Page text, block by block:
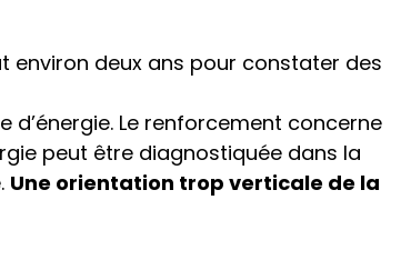
environ deux ans pour constater des
d’énergie. Le renforcement concerne
peut être diagnostiquée dans la
Une orientation trop verticale de la